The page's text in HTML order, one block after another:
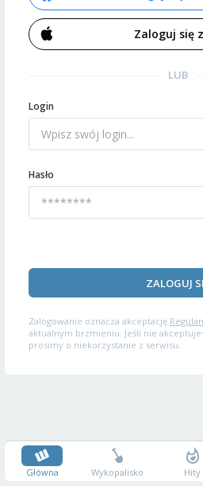
Zaloguj się
LUB
Login
Hasło
ZALOGUJ
Zalogowanie oznacza akceptację
aktualnym brzmieniu. Jeśli nie
prosimy o niekorzystanie z serwisu.
Główna Wykopalisko Hity